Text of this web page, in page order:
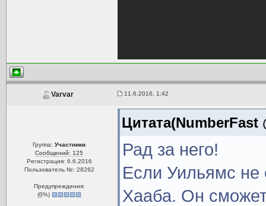
Varvar 11.6.2016, 1:42
Группа:Участники
Сообщений: 125
Регистрация: 6.6.2016
Пользователь №: 28262
Предупреждения:
(0%)
Цитата(NumberFast
Рад за него!
Если Уильямс не
Хааба. Он